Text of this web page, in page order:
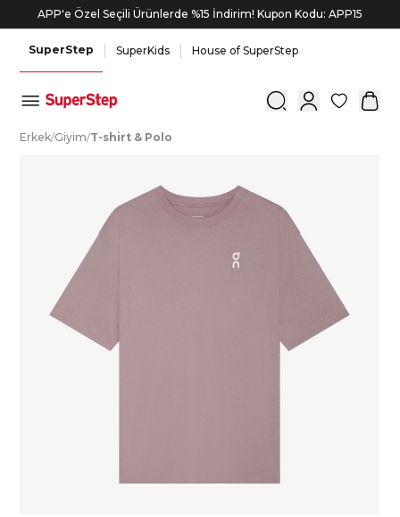
APP'e Özel Seçili Ürünlerde %15 İndirim! Kupon Kodu: APP15
SuperStep SuperKids House of SuperStep
0
Erkek/Giyim/T-shirt & Polo